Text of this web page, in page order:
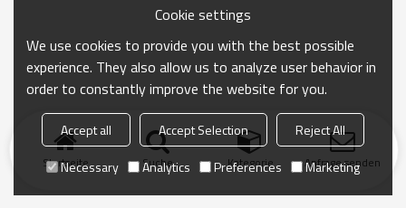
Startseite Suche Kategorie Anfrage senden
Cookie settings
We use cookies to provide you with the best possible
experience. They also allow us to analyze user behavior in
order to constantly improve the website for you.
Accept all Accept Selection
Reject All
Necessary
Analytics Preferences Marketing